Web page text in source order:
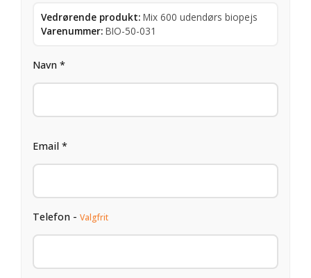
Vedrørende produkt: Mix 600 udendørs biopejs
Varenummer: BIO-50-031
Navn *
Email *
Telefon - Valgfrit